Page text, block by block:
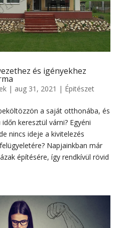
és igényekhez
| aug 31, 2021 | Épitészet
a saját otthonába, és
keresztül várni? Egyéni
nincs ideje a kivitelezés
Napjainkban már
építésére, így rendkívül rövid